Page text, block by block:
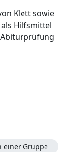
Klett sowie
Hilfsmittel
einer Gruppe